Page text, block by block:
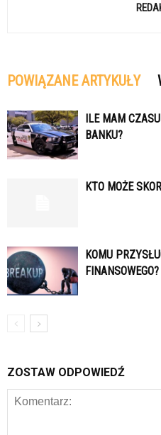
POWIĄZANE ARTYKUŁY
ILE MAM
BANKU?
KTO MOŻE
KOMU
FINANSOWEGO?
ZOSTAW ODPOWIEDŹ